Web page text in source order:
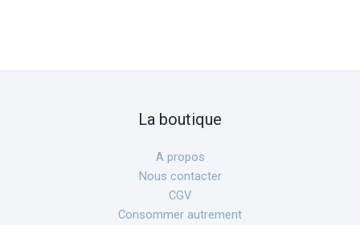
La boutique
A propos
Nous contacter
CGV
Consommer autrement